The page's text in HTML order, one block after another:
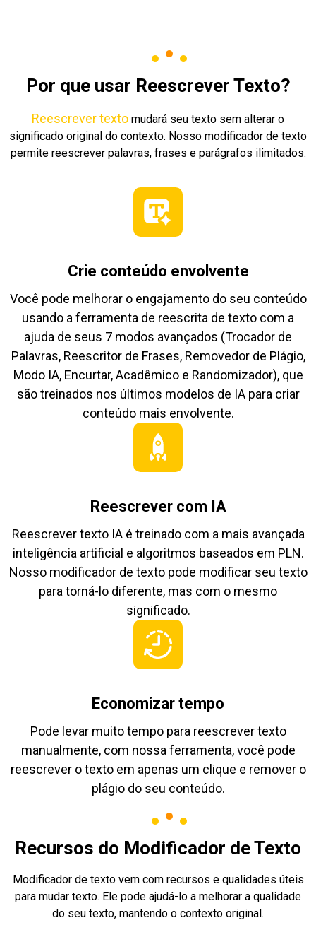
Por que usar Reescrever Texto?
Reescrever texto mudará seu texto sem alterar o
significado original do contexto. Nosso modificador de texto
permite reescrever palavras, frases e parágrafos ilimitados.
Crie conteúdo envolvente
Você pode melhorar o engajamento do seu conteúdo
usando a ferramenta de reescrita de texto com a
ajuda de seus 7 modos avançados (Trocador de
Palavras, Reescritor de Frases, Removedor de Plágio,
Modo IA, Encurtar, Acadêmico e Randomizador), que
são treinados nos últimos modelos de IA para criar
conteúdo mais envolvente.
Reescrever com IA
Reescrever texto IA é treinado com a mais avançada
inteligência artificial e algoritmos baseados em PLN.
Nosso modificador de texto pode modificar seu texto
para torná-lo diferente, mas com o mesmo
significado.
Economizar tempo
Pode levar muito tempo para reescrever texto
manualmente, com nossa ferramenta, você pode
reescrever o texto em apenas um clique e remover o
plágio do seu conteúdo.
Recursos do Modificador de Texto
Modificador de texto vem com recursos e qualidades úteis
para mudar texto. Ele pode ajudá-lo a melhorar a qualidade
do seu texto, mantendo o contexto original.